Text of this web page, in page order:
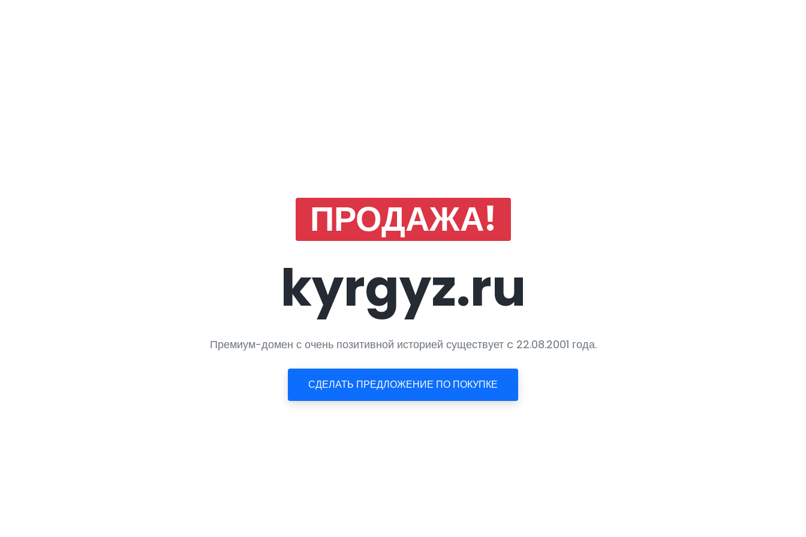
ПРОДАЖА!
kyrgyz.ru
Премиум-домен с очень позитивной историей существует c 22.08.2001 года.
СДЕЛАТЬ ПРЕДЛОЖЕНИЕ ПО ПОКУПКЕ